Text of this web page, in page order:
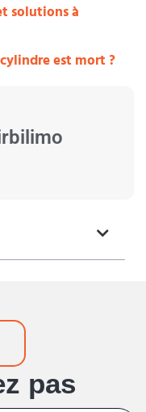
solutions à
est mort ?
pas